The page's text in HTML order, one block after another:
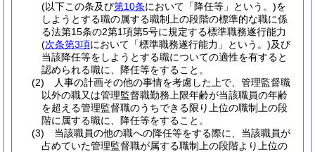
(以下この条及び第10条において「降任等」という。)を
しようとする職の属する職制上の段階の標準的な職に係
る法第15条の2第1項第5号に規定する標準職務遂行能力
(次条第3項において「標準職務遂行能力」という。)及び
当該降任等をしようとする職についての適性を有すると
認められる職に、降任等をすること。
(2)
人事の計画その他の事情を考慮した上で、管理監督職
以外の職又は管理監督職勤務上限年齢が当該職員の年齢
を超える管理監督職のうちできる限り上位の職制上の段
階に属する職に、降任等をすること。
(3)
当該職員の他の職への降任等をする際に、当該職員が
占めていた管理監督職が属する職制上の段階より上位の